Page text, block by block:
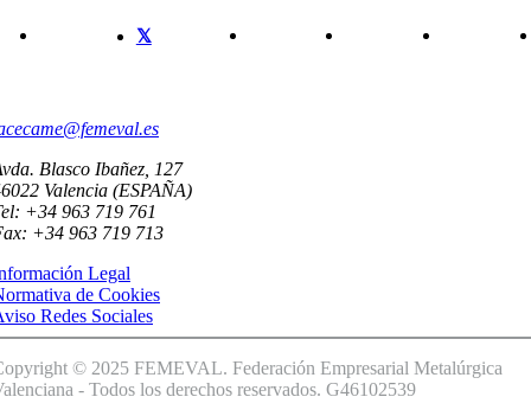
Blasco Ibañez, 127
Valencia (ESPAÑA)
+34 963 719 761
+34 963 719 713
Legal
de Cookies
Redes Sociales
© 2025 FEMEVAL. Federación Empresarial Metalúrgica
- Todos los derechos reservados. G46102539